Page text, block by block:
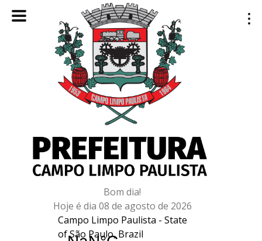
Bom dia!
Hoje é dia 08 de agosto de 2026
Campo Limpo Paulista - State
of São Paulo, Brazil